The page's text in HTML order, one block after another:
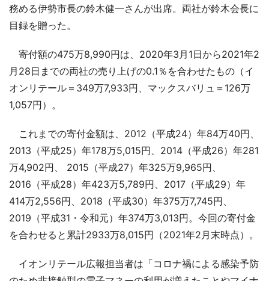
務める伊勢市長の鈴木健一さんが出席。両社が鈴木会長に
目録を贈った。
寄付額の475万8,990円は、2020年3月1日から2021年2
月28日までの両社の売り上げの0.1％を合わせたもの（イ
オンリテール＝349万7,933円、マックスバリュ＝126万
1,057円）。
これまでの寄付金額は、2012（平成24）年84万40円、
2013（平成25）年178万5,015円、2014（平成26）年281
万4,902円、 2015（平成27）年325万9,965円、
2016（平成28）年423万5,789円、2017（平成29）年
414万2,556円、2018（平成30）年375万7,745円、
2019（平成31・令和元）年374万3,013円。今回の寄付金
を合わせると累計2933万8,015円（2021年2月末時点）。
イオンリテール広報担当者は「コロナ禍による感染予防